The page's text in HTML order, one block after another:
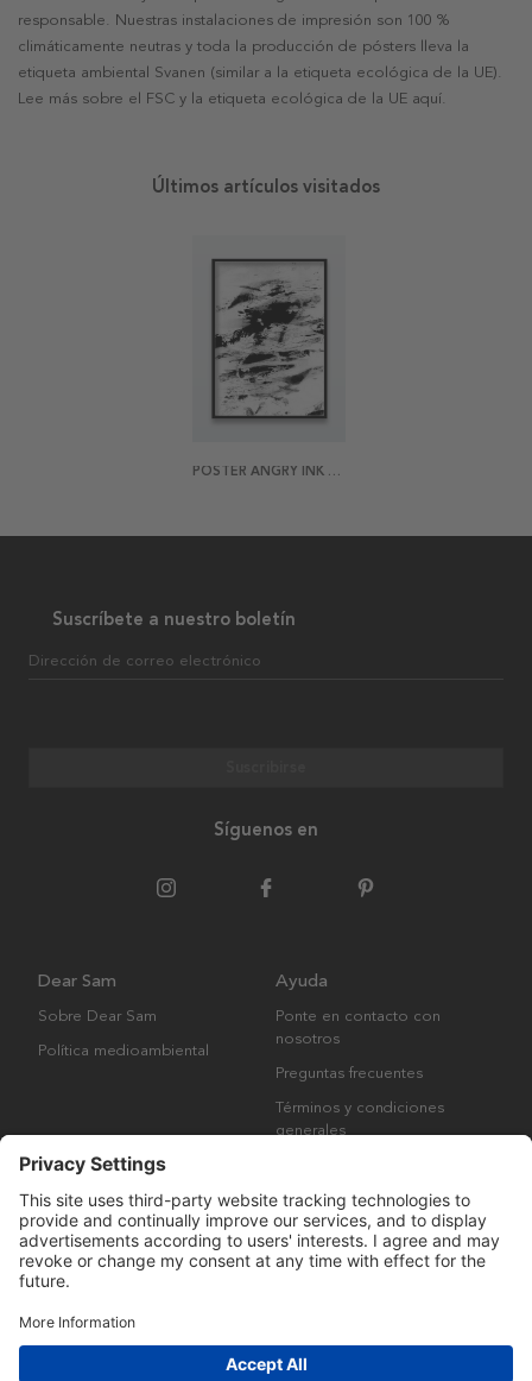
responsable. Nuestras instalaciones de impresión son 100 %
climáticamente neutras y toda la producción de pósters lleva la
etiqueta ambiental Svanen (similar a la etiqueta ecológica de la UE).
Lee más sobre el FSC y la etiqueta ecológica de la UE aquí.
Últimos artículos visitados
POSTER ANGRY INK STROKES
Suscríbete a nuestro boletín
Dirección de correo electrónico
Síguenos en
Dear Sam
Sobre Dear Sam
Política medioambiental
Ayuda
Ponte en contacto con
nosotros
Preguntas frecuentes
Términos y condiciones
generales
Derechos de autor © Many Brands AB 2023. Todos los derechos